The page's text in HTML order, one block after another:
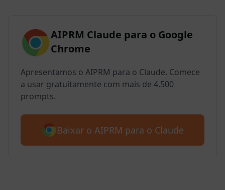
AIPRM Claude para o Google
Chrome
Apresentamos o AIPRM para o Claude. Comece
a usar gratuitamente com mais de 4.500
prompts.
Baixar o AIPRM para o Claude